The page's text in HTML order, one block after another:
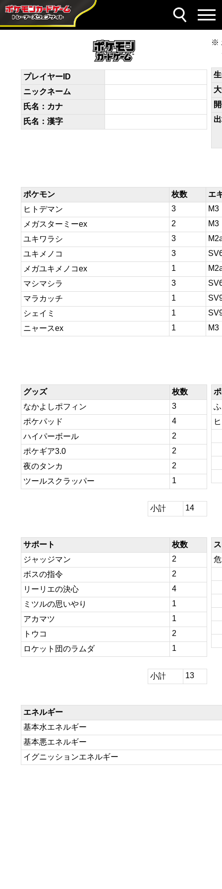
デッキコード
9LHQNn-jIEL4H-HngPnn
プレイヤーID
ニックネーム
氏名：カナ
氏名：漢字
ポケモン 枚数
エ
ヒトデマン
3
M3
メガスターミーex
2
M3
ユキワラシ
3
ユキメノコ
3
メガユキメノコex
1
マシマシラ
3
マラカッチ
1
シェイミ
1
ニャースex
1 M3
グッズ
枚数
なかよしポフィン
3
ポケパッド
4
ハイパーボール
2
ポケギア3.0
2
夜のタンカ
2
ツールスクラッパー
1
小計 14
サポート
枚数
ジャッジマン
2
ボスの指令
2
リーリエの決心
4
ミツルの思いやり
1
アカマツ
1
トウコ
2
ロケット団のラムダ
1
小計 13
エネルギー
基本水エネルギー
基本悪エネルギー
イグニッションエネルギー